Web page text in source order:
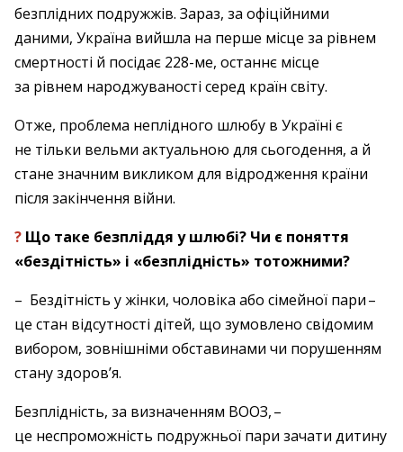
безплідних подружжів. Зараз, за офіційними
даними, Україна вийшла на перше місце за рівнем
смертності й посідає ­228-ме, останнє місце
за рівнем народжуваності серед країн світу.
Отже, проблема неплідного шлюбу в Україні є
не тільки вельми актуальною для сьогодення, а й
стане значним викликом для відродження країни
після закінчення війни.
? Що таке безпліддя у шлюбі? Чи є ­поняття
«бездітність» і «безплідність» ­тотожними?
– Бездітність у жінки, чоловіка або сімейної пари – ​
це стан відсутності дітей, що зумовлено свідомим
вибором, зовнішніми обставинами чи порушенням
стану здоров’я.
Безплідність, за визначенням ВООЗ, – ​
це неспроможність подружньої пари зачати дитину